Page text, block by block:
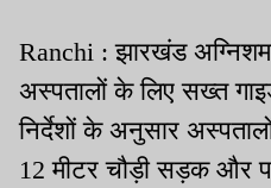
Ranchi : झारखंड
अस्पतालों के लिए सख्त
निर्देशों के अनुसार
12 मीटर चौड़ी सड़क और